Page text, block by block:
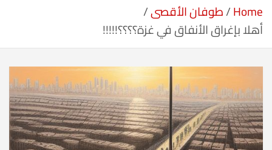
Home طوفان الأقصى
أهلا بإغراق الأنفاق في غزة؟؟؟؟!!!!!